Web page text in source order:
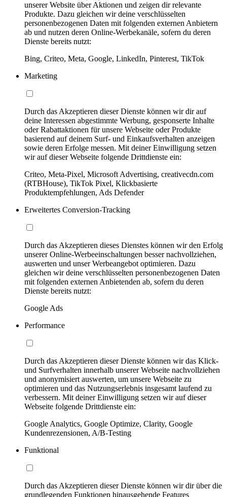
unserer Website über Aktionen und zeigen dir relevante
Produkte. Dazu gleichen wir deine verschlüsselten
personenbezogenen Daten mit folgenden externen Anbietern
ab und nutzen deren Online-Werbekanäle, sofern du deren
Dienste bereits nutzt:
Bing, Criteo, Meta, Google, LinkedIn, Pinterest, TikTok
Marketing
Durch das Akzeptieren dieser Dienste können wir dir auf
deine Interessen abgestimmte Werbung, gesponserte Inhalte
oder Rabattaktionen für unsere Webseite oder Produkte
basierend auf deinem Surf- und Einkaufsverhalten anzeigen
sowie deren Erfolge messen. Mit deiner Einwilligung setzen
wir auf dieser Webseite folgende Drittdienste ein:
Criteo, Meta-Pixel, Microsoft Advertising, creativecdn.com
(RTBHouse), TikTok Pixel, Klickbasierte
Produktempfehlungen, Ads Defender
Erweitertes Conversion-Tracking
Durch das Akzeptieren dieses Dienstes können wir den Erfolg
unserer Online-Werbeeinschaltungen besser nachvollziehen,
auswerten und unser Werbeangebot optimieren. Dazu
gleichen wir deine verschlüsselten personenbezogenen Daten
mit folgenden externen Anbietenden ab, sofern du deren
Dienste bereits nutzt:
Google Ads
Performance
Durch das Akzeptieren dieser Dienste können wir das Klick-
und Surfverhalten innerhalb unserer Webseite nachvollziehen
und anonymisiert auswerten, um unsere Webseite zu
optimieren und das Nutzungserlebnis insgesamt laufend zu
verbessern. Mit deiner Einwilligung setzen wir auf dieser
Webseite folgende Drittdienste ein:
Google Analytics, Google Optimize, Clarity, Google
Kundenrezensionen, A/B-Testing
Funktional
Durch das Akzeptieren dieser Dienste können wir dir über die
grundlegenden Funktionen hinausgehende Features